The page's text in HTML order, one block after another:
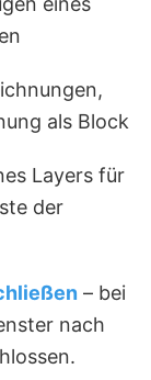
als Block
Layers für
der
– bei
nach